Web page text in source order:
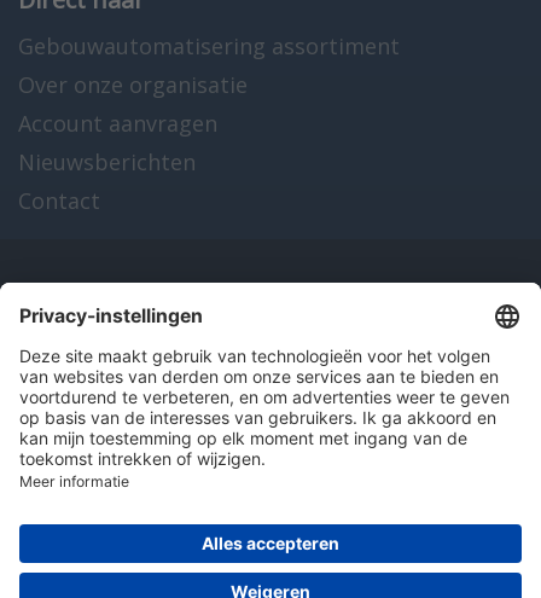
Gebouwautomatisering assortiment
Over onze organisatie
Account aanvragen
Nieuwsberichten
Contact
Onze producten
en diensten
Over Hitma
Algemene voorwaarden Disclaimer
Colofon
© 2026 Hitma B.V.